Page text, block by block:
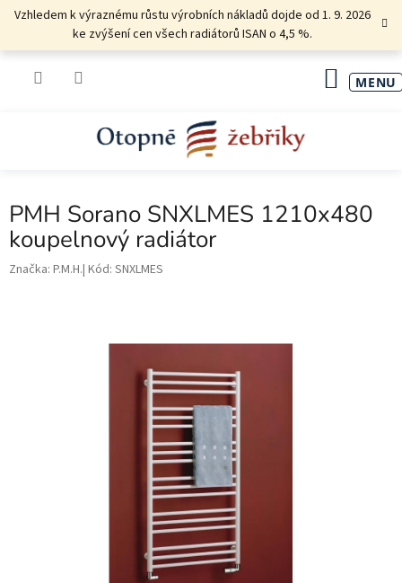
PřejítVzhledem k výraznému růstu výrobních nákladů dojde od 1. 9. 2026
ke zvýšení cen všech radiátorů ISAN o 4,5 %.
PMH Sorano SNXLMES 1210x480
koupelnový radiátor
Značka: P.M.H. Kód: SNXLMES